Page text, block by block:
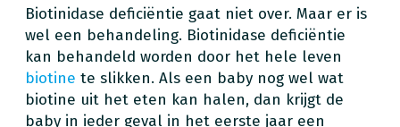
Biotinidase deficiëntie gaat niet over. Maar er is
wel een behandeling. Biotinidase deficiëntie
kan behandeld worden door het hele leven
biotine te slikken. Als een baby nog wel wat
biotine uit het eten kan halen, dan krijgt de
baby in ieder geval in het eerste jaar een